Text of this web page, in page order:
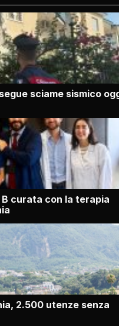
sciame sismico
B curata con la terapia
2.500 utenze senza